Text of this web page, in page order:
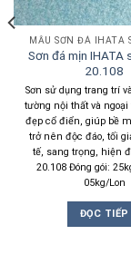
MẪU SƠN ĐÁ IHATA
Sơn đá mịn
20.108
Sơn sử dụng trang trí
tường nội thất và ngoại
đẹp cổ điển, giúp bề
trở nên độc đáo, tối
tế, sang trọng, hiện
20.108 Đóng gói:
05kg/Lon
ĐỌC TIẾP